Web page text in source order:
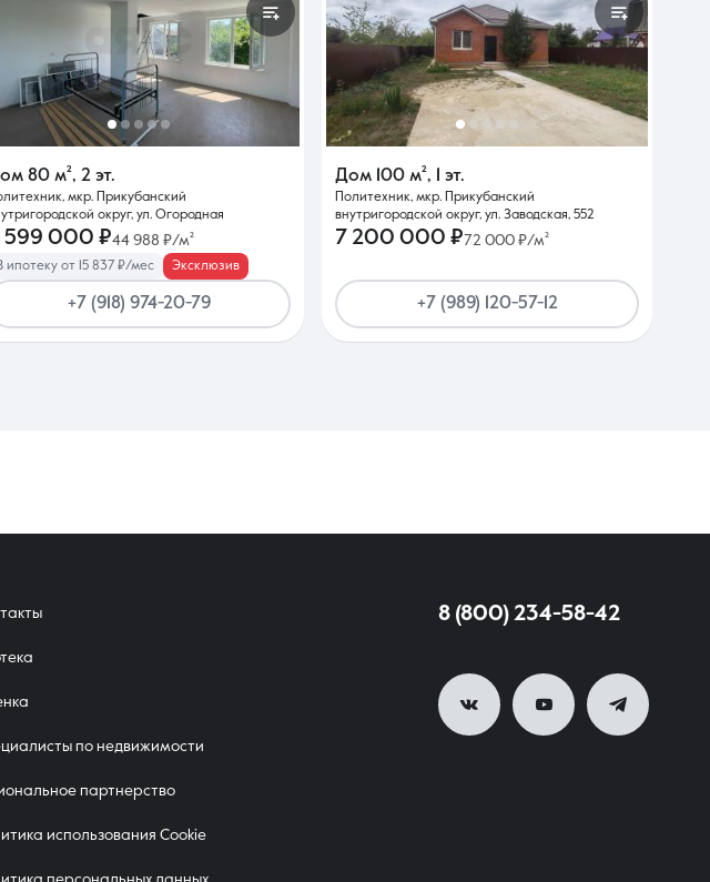
80 м², 2 эт.
мкр. Прикубанский
округ, ул. Огородная
599 000 ₽44 988 ₽/м²
ипотеку от 15 837 ₽/мес Эксклюзив
+7 (918) 974-20-79
Дом 100 м², 1 эт.
Политехник, мкр. Прикубанский
внутригородской округ, ул. Заводская, 552
7 200 000 ₽72 000 ₽/м²
+7 (989) 120-57-12
по недвижимости
партнерство
использования Cookie
8 (800) 234-58-42